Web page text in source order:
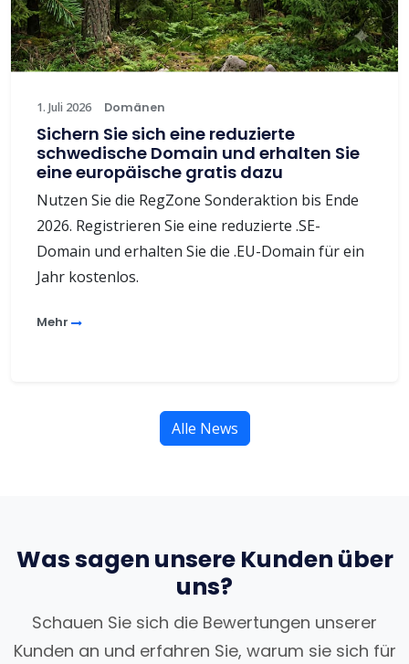
1. Juli 2026 Domänen
Sichern Sie sich eine reduzierte
schwedische Domain und erhalten Sie
eine europäische gratis dazu
Nutzen Sie die RegZone Sonderaktion bis Ende
2026. Registrieren Sie eine reduzierte .SE-
Domain und erhalten Sie die .EU-Domain für ein
Jahr kostenlos.
Mehr
Alle News
Was sagen unsere Kunden über
uns?
Schauen Sie sich die Bewertungen unserer
Kunden an und erfahren Sie, warum sie sich für